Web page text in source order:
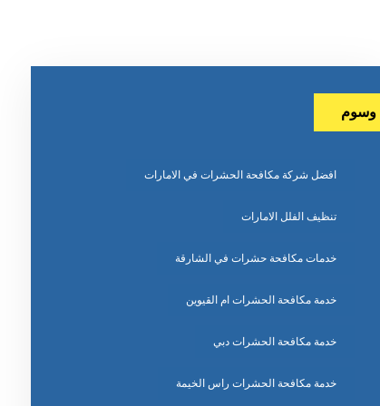
وسوم
افضل شركة مكافحة الحشرات في الامارات
تنظيف الفلل الامارات
خدمات مكافحة حشرات في الشارقة
خدمة مكافحة الحشرات ام القيوين
خدمة مكافحة الحشرات دبي
خدمة مكافحة الحشرات راس الخيمة